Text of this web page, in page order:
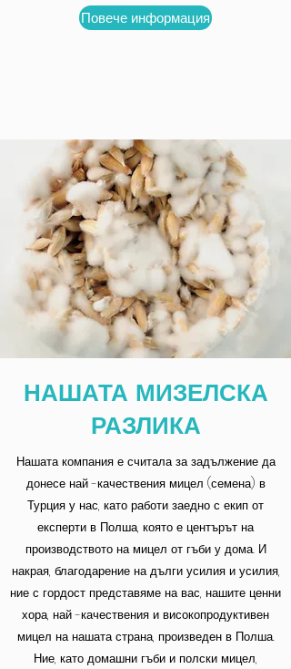
Повече информация
НАШАТА МИЗЕЛСКА
РАЗЛИКА
Нашата компания е считала за задължение да
донесе най -качествения мицел (семена) в
Турция у нас, като работи заедно с екип от
експерти в Полша, която е центърът на
производството на мицел от гъби у дома. И
накрая, благодарение на дълги усилия и усилия,
ние с гордост представяме на вас, нашите ценни
хора, най -качествения и високопродуктивен
мицел на нашата страна, произведен в Полша.
Ние, като домашни гъби и полски мицел,